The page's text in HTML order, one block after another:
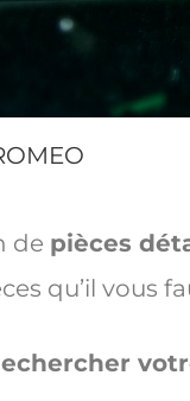
de pièces
qu’il vous